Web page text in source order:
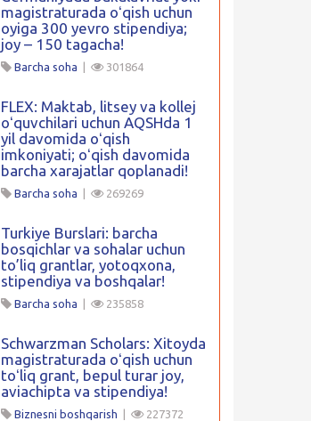
magistraturada oʻqish uchun
oyiga 300 yevro stipendiya;
joy – 150 tagacha!
Barcha soha 301864
FLEX: Maktab, litsey va kollej
oʻquvchilari uchun AQSHda 1
yil davomida oʻqish
imkoniyati; oʻqish davomida
barcha xarajatlar qoplanadi!
Barcha soha 269269
Turkiye Burslari: barcha
bosqichlar va sohalar uchun
to’liq grantlar, yotoqxona,
stipendiya va boshqalar!
Barcha soha 235858
Schwarzman Scholars: Xitoyda
magistraturada oʻqish uchun
toʻliq grant, bepul turar joy,
aviachipta va stipendiya!
Biznesni boshqarish 227372